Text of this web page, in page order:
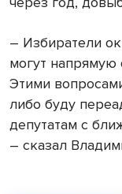
– Избиратели
могут напрямую
Этими
либо буду
депутатам с
– сказал